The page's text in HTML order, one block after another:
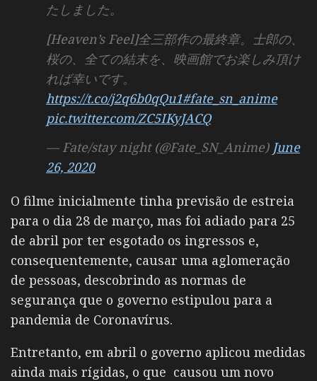
たしました。
[Heaven’s Feel]全三部作の最終章。士郎の、
桜の、全ての結末を、映画館でお楽しみ頂け
れば幸いです。
https://t.co/j2q6b0qQu1#fate_sn_anime
pic.twitter.com/ZC5IKyJACQ
— Fate/stay night (@Fate_SN_Anime) June
26, 2020
O filme inicialmente tinha previsão de estreia
para o dia 28 de março, mas foi adiado para 25
de abril por ter esgotado os ingressos e,
consequentemente, causar uma aglomeração
de pessoas, descobrindo as normas de
segurança que o governo estipulou para a
pandemia de Coronavírus.
Entretanto, em abril o governo aplicou medidas
ainda mais rígidas, o que causou um novo